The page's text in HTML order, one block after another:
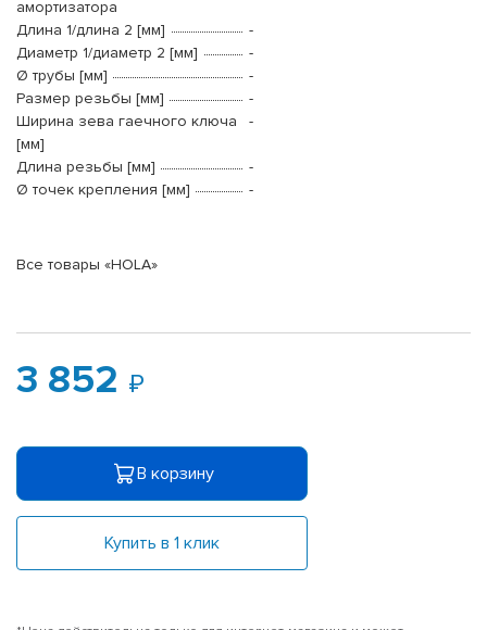
амортизатора
Длина 1/длина 2 [мм]
-
Диаметр 1/диаметр 2 [мм]
-
Ø трубы [мм]
-
Размер резьбы [мм]
-
Ширина зева гаечного ключа
[мм]
-
Длина резьбы [мм]
-
Ø точек крепления [мм]
-
Все товары «HOLA»
3 852
В корзину
Купить в 1 клик